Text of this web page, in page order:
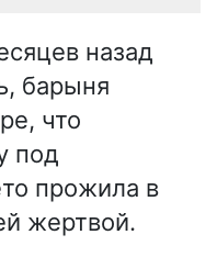
назад
барыня
что
под
прожила в
жертвой.